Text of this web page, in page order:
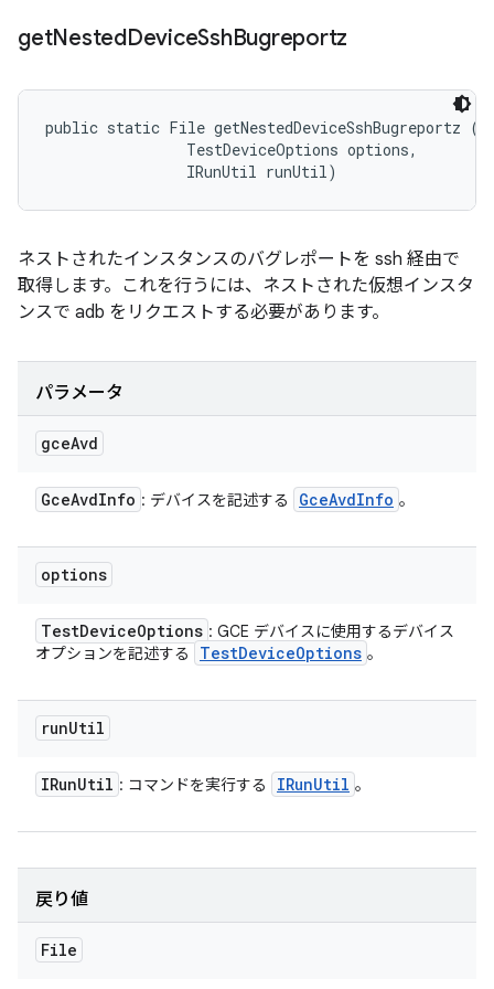
getNestedDeviceSshBugreportz
public static File getNestedDeviceSshBugreportz (
                TestDeviceOptions options,
                IRunUtil runUtil)
ネストされたインスタンスのバグレポートを ssh 経由で
取得します。これを行うには、ネストされた仮想インスタ
ンスで adb をリクエストする必要があります。
パラメータ
gceAvd
GceAvdInfo : デバイスを記述する GceAvdInfo 。
options
TestDeviceOptions : GCE デバイスに使用するデバイス
オプションを記述する
TestDeviceOptions 。
runUtil
IRunUtil : コマンドを実行する IRunUtil 。
戻り値
File